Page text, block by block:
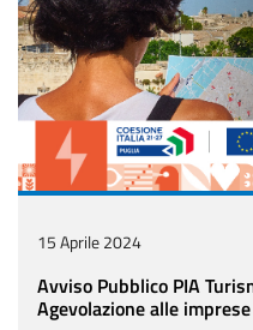
15 Aprile 2024
Avviso Pubblico PIA
Agevolazione alle